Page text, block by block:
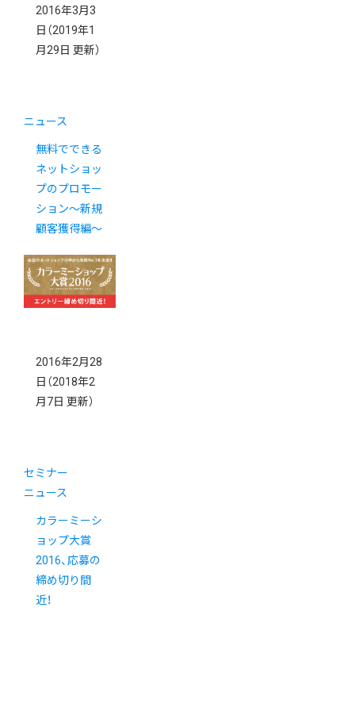
2016年3月3
日 （2019年1
月29日 更新）
ニュース
無料でできる
ネットショッ
プのプロモー
ション〜新規
顧客獲得編〜
2016年2月28
日 （2018年2
月7日 更新）
セミナー
ニュース
カラーミーシ
ョップ大賞
2016、応募の
締め切り間
近！